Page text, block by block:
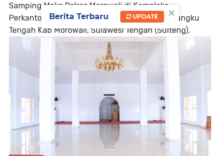
Samping Mako Polres Morowali di Kompleks
Perkantoran Funuansingko Desa Bente Kec Bungku
Tengah Kab Morowali, Sulawesi Tengah (Sulteng).
×
Berita Terbaru UPDATE